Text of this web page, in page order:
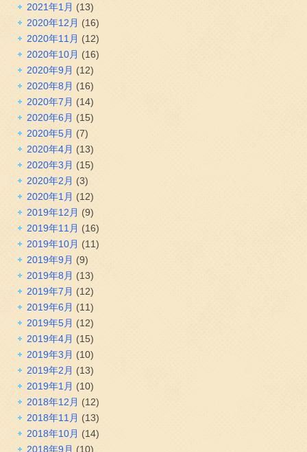
2021年1月 (13)
2020年12月 (16)
2020年11月 (12)
2020年10月 (16)
2020年9月 (12)
2020年8月 (16)
2020年7月 (14)
2020年6月 (15)
2020年5月 (7)
2020年4月 (13)
2020年3月 (15)
2020年2月 (3)
2020年1月 (12)
2019年12月 (9)
2019年11月 (16)
2019年10月 (11)
2019年9月 (9)
2019年8月 (13)
2019年7月 (12)
2019年6月 (11)
2019年5月 (12)
2019年4月 (15)
2019年3月 (10)
2019年2月 (13)
2019年1月 (10)
2018年12月 (12)
2018年11月 (13)
2018年10月 (14)
2018年9月 (10)